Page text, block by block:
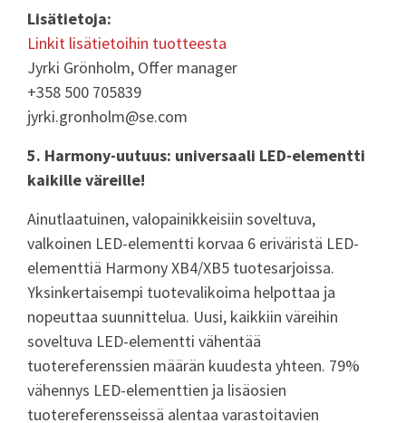
Lisätietoja:
Linkit lisätietoihin tuotteesta
Jyrki Grönholm, Offer manager
+358 500 705839
jyrki.gronholm@se.com
5. Harmony-uutuus: universaali LED-elementti
kaikille väreille!
Ainutlaatuinen, valopainikkeisiin soveltuva,
valkoinen LED-elementti korvaa 6 eriväristä LED-
elementtiä Harmony XB4/XB5 tuotesarjoissa.
Yksinkertaisempi tuotevalikoima helpottaa ja
nopeuttaa suunnittelua. Uusi, kaikkiin väreihin
soveltuva LED-elementti vähentää
tuotereferenssien määrän kuudesta yhteen. 79%
vähennys LED-elementtien ja lisäosien
tuotereferensseissä alentaa varastoitavien